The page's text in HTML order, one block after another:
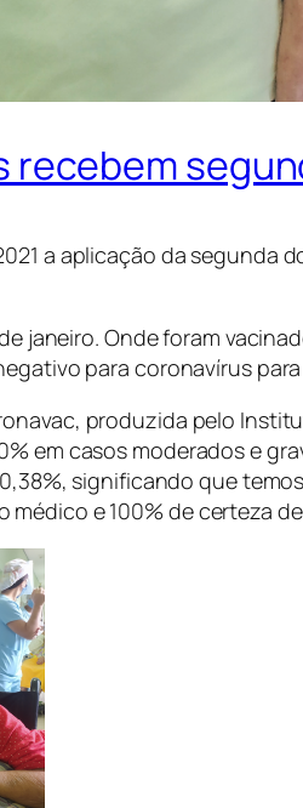
recebem
a aplicação da segunda
janeiro. Onde foram
para coronavírus
produzida pelo
em casos moderados e
significando que
e 100% de certeza